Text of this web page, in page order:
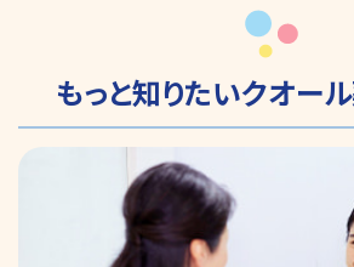
もっと知りたいクオー